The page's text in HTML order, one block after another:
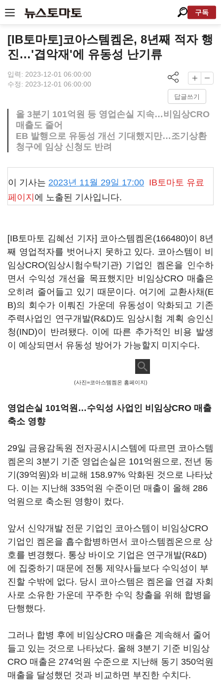
구독
[IB토마토]코아스템켐온, 8년째 적자 행
진…'겹악재'에 유동성 난기류
입력: 2023-12-01 06:00:00
수정: 2023-12-01 06:00:00
답글쓰기
올 3분기 101억원 등 영업손실 지속…비임상CRO
매출도 줄어
EB 발행으로 유동성 개선 기대했지만…조기상환
청구에 임상 신청도 반려
이 기사는 2023년 11월 29일 17:00 IB토마토 유료
페이지 에 노출된 기사입니다.
[IB토마토 김혜선 기자] 코아스템켐온(166480)이 8년
째 영업적자를 벗어나지 못하고 있다. 코아스템이 비
임상CRO(임상시험수탁기관) 기업인 켐온을 인수하
면서 수익성 개선을 목표했지만 비임상CRO 매출은
오히려 줄어들고 있기 때문이다. 여기에 교환사채(E
B)의 회수가 이뤄진 가운데 유동성이 악화되고 기존
주력사업인 연구개발(R&D)도 임상시험 계획 승인신
청(IND)이 반려됐다. 이에 따른 추가적인 비용 발생
이 예상되면서 유동성 방어가 가능할지 미지수다.
(사진=코아스템켐온 홈페이지)
영업손실 101억원…수익성 사업인 비임상CRO 매출
축소 영향
29일 금융감독원 전자공시시스템에 따르면 코아스템
켐온의 3분기 기준 영업손실은 101억원으로, 전년 동
기(39억원)와 비교해 158.97% 악화된 것으로 나타났
다. 이는 지난해 335억원 수준이던 매출이 올해 286
억원으로 축소된 영향이 컸다.
앞서 신약개발 전문 기업인 코아스템이 비임상CRO
기업인 켐온을 흡수합병하면서 코아스템켐온으로 상
호를 변경했다. 통상 바이오 기업은 연구개발(R&D)
에 집중하기 때문에 전통 제약사들보다 수익성이 부
진할 수밖에 없다. 당시 코아스템은 켐온을 연결 자회
사로 소유한 가운데 꾸주한 수익 창출을 위해 합병을
단행했다.
그러나 합병 후에 비임상CRO 매출은 계속해서 줄어
들고 있는 것으로 나타났다. 올해 3분기 기준 비임상
CRO 매출은 274억원 수준으로 지난해 동기 350억원
매출을 달성했던 것과 비교하면 부진한 수치다.